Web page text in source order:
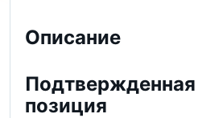
Описание
позиция